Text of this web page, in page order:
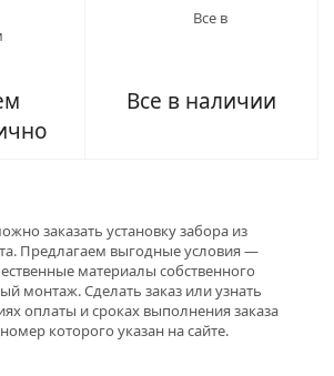
Все в наличии
заказать установку забора из
Предлагаем выгодные условия —
материалы собственного
монтаж. Сделать заказ или узнать
оплаты и сроках выполнения заказа
которого указан на сайте.